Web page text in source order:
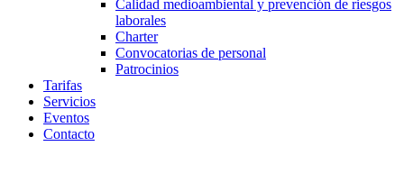
Calidad medioambiental y prevención de riesgos
laborales
Charter
Convocatorias de personal
Patrocinios
Tarifas
Servicios
Eventos
Contacto